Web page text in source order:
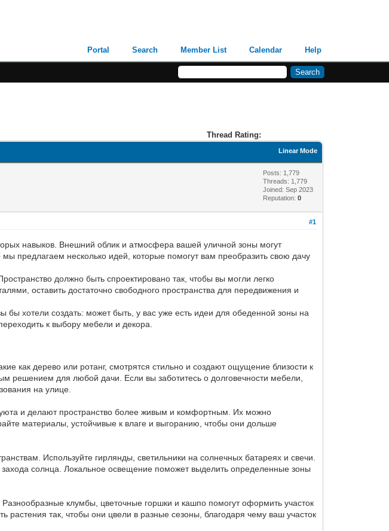
Portal Search Member List Calendar Help
Thread Rating:
Linear Mode
Posts: 1,779
Threads: 1,779
Joined: Sep 2023
Reputation:0
#1
навыков. Внешний облик и атмосфера вашей уличной зоны могут
предлагаем несколько идей, которые помогут вам преобразить свою дачу
должно быть спроектировано так, чтобы вы могли легко
оставить достаточно свободного пространства для передвижения и
хотели создать: может быть, у вас уже есть идеи для обеденной зоны на
к выбору мебели и декора.
как дерево или ротанг, смотрятся стильно и создают ощущение близости к
решением для любой дачи. Если вы заботитесь о долговечности мебели,
на улице.
и делают пространство более живым и комфортным. Их можно
материалы, устойчивые к влаге и выгоранию, чтобы они дольше
Используйте гирлянды, светильники на солнечных батареях и свечи.
солнца. Локальное освещение поможет выделить определенные зоны
клумбы, цветочные горшки и кашпо помогут оформить участок
растения так, чтобы они цвели в разные сезоны, благодаря чему ваш участок